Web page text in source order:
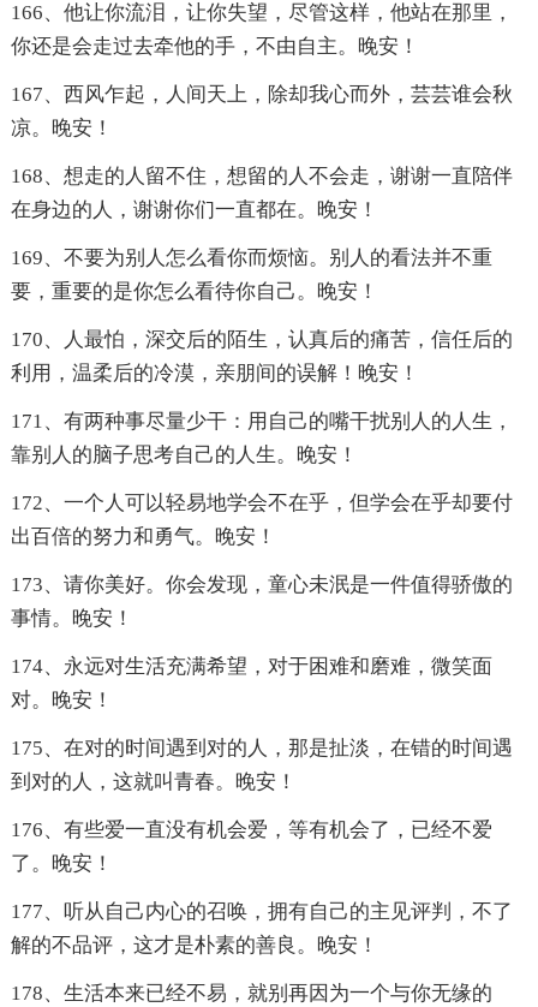
166、他让你流泪，让你失望，尽管这样，他站在那里，
你还是会走过去牵他的手，不由自主。晚安！
167、西风乍起，人间天上，除却我心而外，芸芸谁会秋
凉。晚安！
168、想走的人留不住，想留的人不会走，谢谢一直陪伴
在身边的人，谢谢你们一直都在。晚安！
169、不要为别人怎么看你而烦恼。别人的看法并不重
要，重要的是你怎么看待你自己。晚安！
170、人最怕，深交后的陌生，认真后的痛苦，信任后的
利用，温柔后的冷漠，亲朋间的误解！晚安！
171、有两种事尽量少干：用自己的嘴干扰别人的人生，
靠别人的脑子思考自己的人生。晚安！
172、一个人可以轻易地学会不在乎，但学会在乎却要付
出百倍的努力和勇气。晚安！
173、请你美好。你会发现，童心未泯是一件值得骄傲的
事情。晚安！
174、永远对生活充满希望，对于困难和磨难，微笑面
对。晚安！
175、在对的时间遇到对的人，那是扯淡，在错的时间遇
到对的人，这就叫青春。晚安！
176、有些爱一直没有机会爱，等有机会了，已经不爱
了。晚安！
177、听从自己内心的召唤，拥有自己的主见评判，不了
解的不品评，这才是朴素的善良。晚安！
178、生活本来已经不易，就别再因为一个与你无缘的